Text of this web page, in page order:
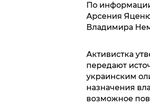
По
Арсения
Владимира
Активистка
передают
украинским
назначения
возможное